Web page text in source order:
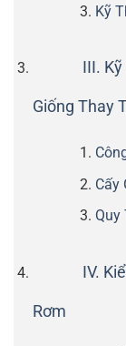
Kỹ
III.
Giống Thay
Cấy
Quy
IV.
Rơm